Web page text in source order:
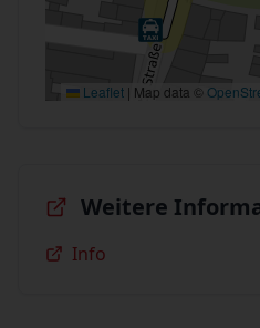
Leaflet | Map data ©
Weitere
Info